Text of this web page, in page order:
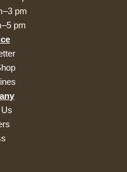
pm
pm